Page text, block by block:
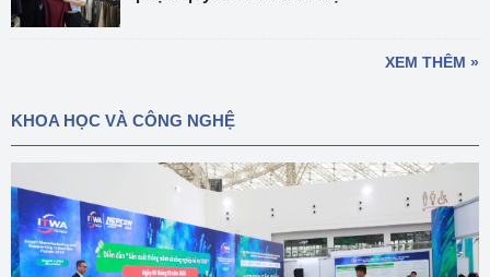
XEM THÊM »
KHOA HỌC VÀ CÔNG NGHỆ